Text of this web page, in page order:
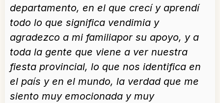
departamento, en el que crecí y aprendí
todo lo que significa vendimia y
agradezco a mi familiapor su apoyo, y a
toda la gente que viene a ver nuestra
fiesta provincial, lo que nos identifica en
el país y en el mundo, la verdad que me
siento muy emocionada y muy